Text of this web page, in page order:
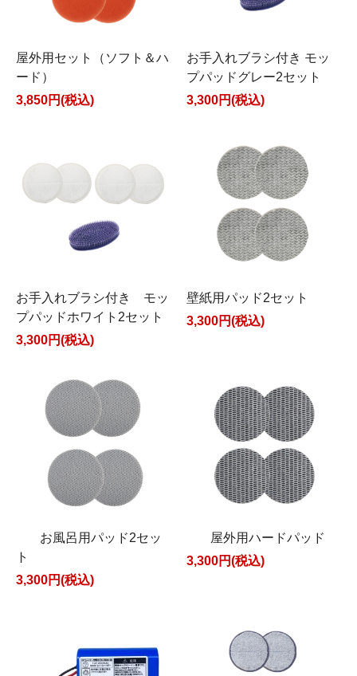
屋外用セット（ソフト＆ハ
ード）
3,850円(税込)
お手入れブラシ付き モッ
プパッドグレー2セット
3,300円(税込)
お手入れブラシ付き モッ
プパッドホワイト2セット
3,300円(税込)
壁紙用パッド2セット
3,300円(税込)
お風呂用パッド2セッ
ト
3,300円(税込)
屋外用ハードパッド
3,300円(税込)